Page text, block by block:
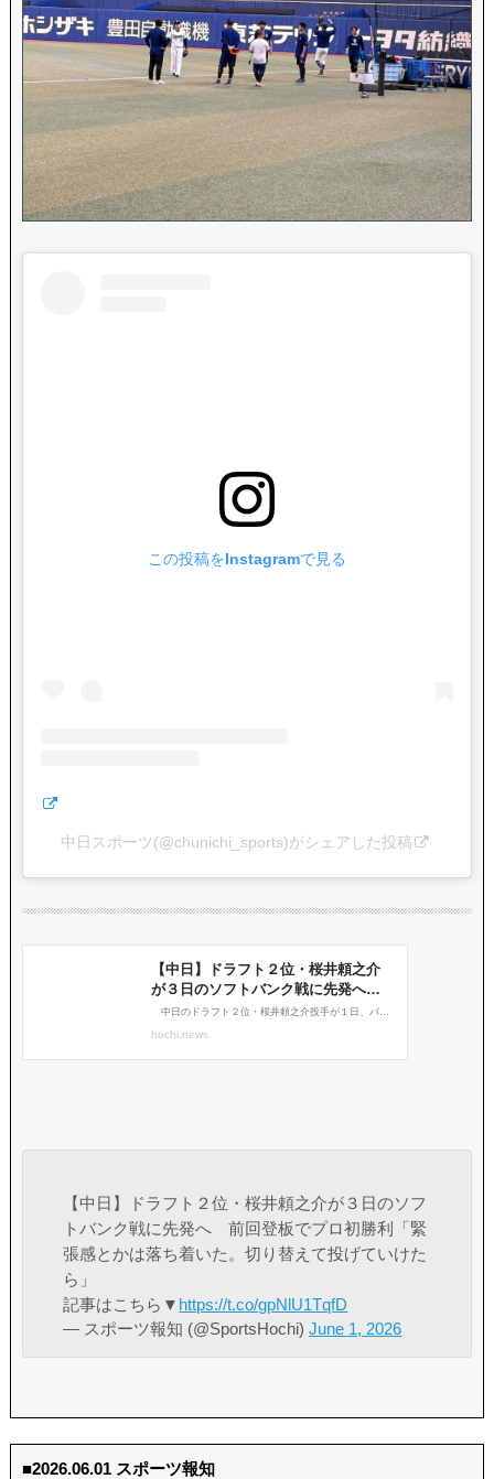
この投稿をInstagramで見る
中日スポーツ(@chunichi_sports)がシェアした投稿
【中日】ドラフト２位・桜井頼之介が３日のソフ
トバンク戦に先発へ 前回登板でプロ初勝利「緊
張感とかは落ち着いた。切り替えて投げていけた
ら」
記事はこちら▼ https://t.co/gpNlU1TqfD
— スポーツ報知 (@SportsHochi)June 1, 2026
■2026.06.01 スポーツ報知